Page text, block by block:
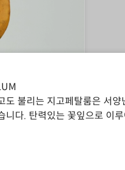
도 불리는 지고페탈룸은 서
니다. 탄력있는 꽃잎으로 이